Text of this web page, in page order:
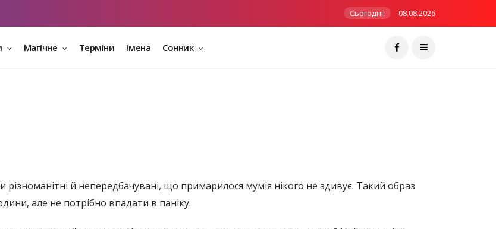
Сьогодні: 08.08.2026
Магічне Терміни Імена Сонник
різноманітні й непередбачувані, що примарилося мумія нікого не здивує. Такий образ
але не потрібно впадати в паніку.